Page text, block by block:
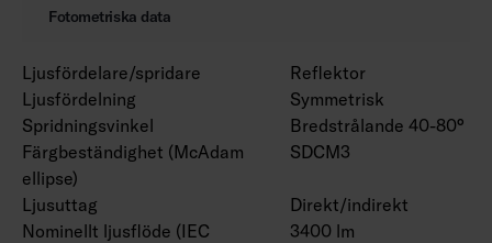
Fotometriska data
Ljusfördelare/spridare
Reflektor
Ljusfördelning
Symmetrisk
Spridningsvinkel
Bredstrålande 40-80°
Färgbeständighet (McAdam
ellipse)
SDCM3
Ljusuttag
Direkt/indirekt
Nominellt ljusflöde (IEC
3400 lm